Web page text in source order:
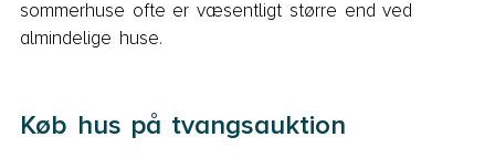
sommerhuse ofte er væsentligt større end ved
almindelige huse.
Køb hus på tvangsauktion